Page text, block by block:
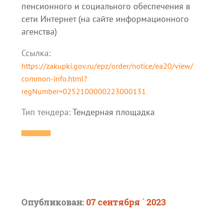
пенсионного и социального обеспечения в
сети Интернет (на сайте информационного
агенства)
Ссылка:
https://zakupki.gov.ru/epz/order/notice/ea20/view/
common-info.html?
regNumber=0252100000223000131
Тип тендера:Тендерная площадка
Опубликован:07 сентября ` 2023